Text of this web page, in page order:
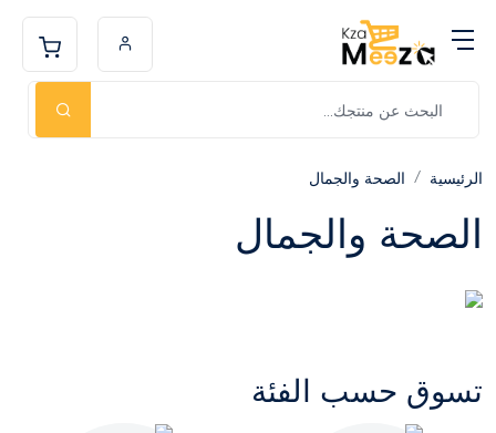
الرئيسية الصحة والجمال
الصحة والجمال
تسوق حسب الفئة